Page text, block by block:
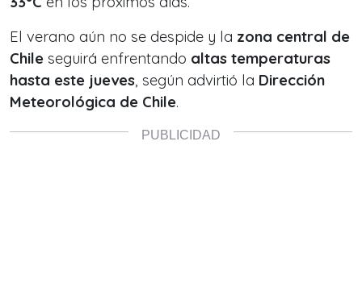
El verano aún no se despide y la zona central de
Chile seguirá enfrentando altas temperaturas
hasta este jueves, según advirtió la Dirección
Meteorológica de Chile.